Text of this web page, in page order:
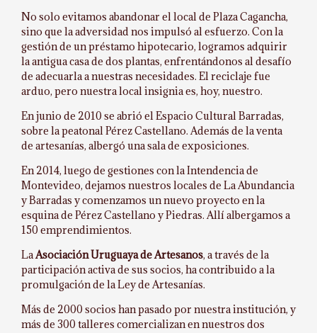
No solo evitamos abandonar el local de Plaza Cagancha,
sino que la adversidad nos impulsó al esfuerzo. Con la
gestión de un préstamo hipotecario, logramos adquirir
la antigua casa de dos plantas, enfrentándonos al desafío
de adecuarla a nuestras necesidades. El reciclaje fue
arduo, pero nuestra local insignia es, hoy, nuestro.
En junio de 2010 se abrió el Espacio Cultural Barradas,
sobre la peatonal Pérez Castellano. Además de la venta
de artesanías, albergó una sala de exposiciones.
En 2014, luego de gestiones con la Intendencia de
Montevideo, dejamos nuestros locales de La Abundancia
y Barradas y comenzamos un nuevo proyecto en la
esquina de Pérez Castellano y Piedras. Allí albergamos a
150 emprendimientos.
LaAsociación Uruguaya de Artesanos, a través de la
participación activa de sus socios, ha contribuido a la
promulgación de la Ley de Artesanías.
Más de 2000 socios han pasado por nuestra institución, y
más de 300 talleres comercializan en nuestros dos